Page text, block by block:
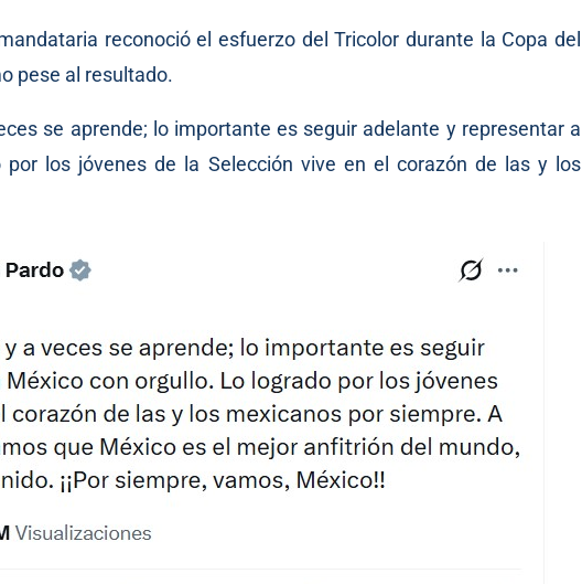
reconoció el esfuerzo del Tricolor durante la Copa del
pese al resultado.
se aprende; lo importante es seguir adelante y representar a
por los jóvenes de la Selección vive en el corazón de las y los